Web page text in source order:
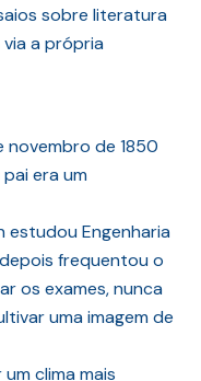
sobre literatura
a própria
novembro de 1850
era um
estudou Engenharia
frequentou o
os exames, nunca
uma imagem de
clima mais